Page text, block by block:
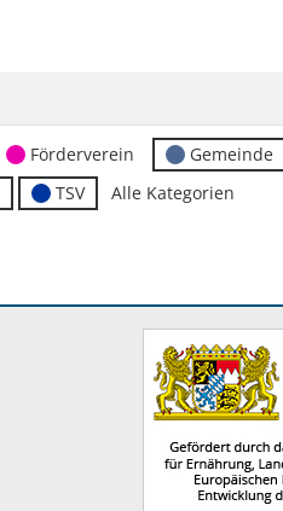
Förderverein Gemeinde
TSV
Alle Kategorien